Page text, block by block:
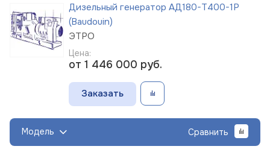
Дизельный генератор АД180-Т400-1Р
(Baudouin)
ЭТРО
Цена:
от 1 446 000 руб.
Заказать
Модель Сравнить